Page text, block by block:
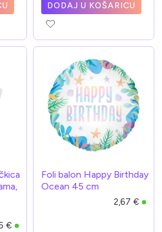
DODAJ U KOŠARICU
€
Foli balon Happy Birthday
Ocean 45 cm
2,67 €